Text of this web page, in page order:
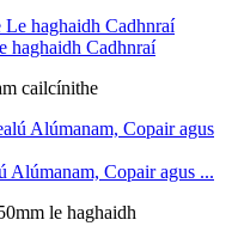
haghaidh Cadhnraí
cailcínithe
Alúmanam, Copair agus ...
le haghaidh